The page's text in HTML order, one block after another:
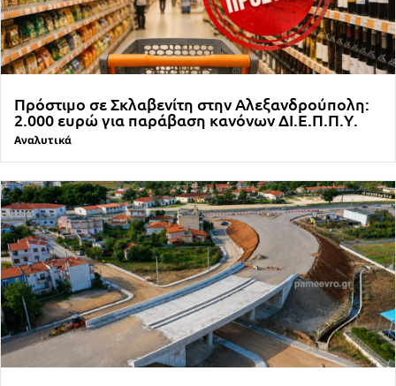
Πρόστιμο σε Σκλαβενίτη στην Αλεξανδρούπολη:
2.000 ευρώ για παράβαση κανόνων ΔΙ.Ε.Π.Π.Υ.
Αναλυτικά